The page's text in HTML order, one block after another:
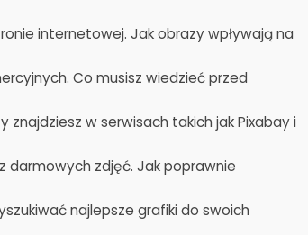
internetowej. Jak obrazy wpływają na
Co musisz wiedzieć przed
w serwisach takich jak Pixabay i
darmowych zdjęć. Jak poprawnie
najlepsze grafiki do swoich